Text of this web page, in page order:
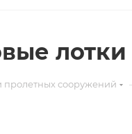
пролетных сооружений